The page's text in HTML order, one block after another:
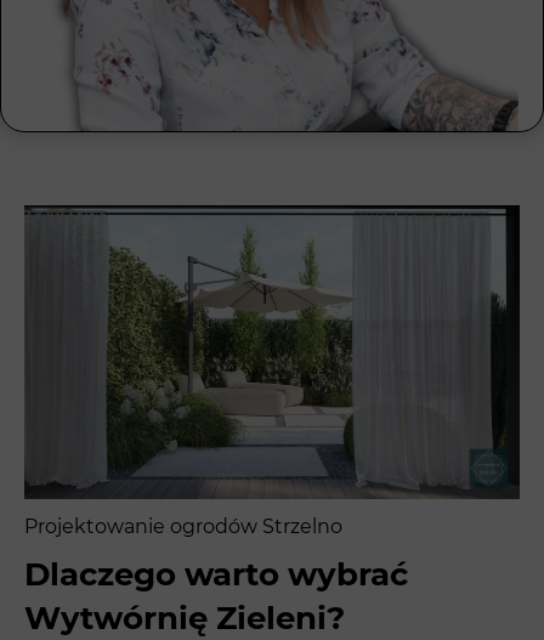
Projektowanie ogrodów Strzelno
Dlaczego warto wybrać
Wytwórnię Zieleni?